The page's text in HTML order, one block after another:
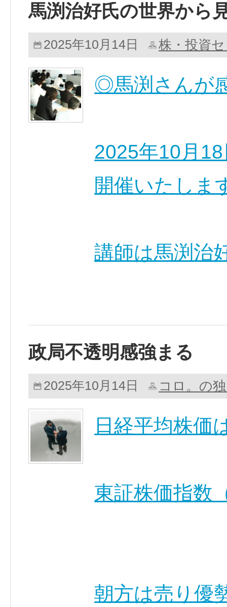
馬渕治好氏の世界から
2025年10月14日 株・投資
◎馬渕さんが
2025年10月
開催いたしま
講師は馬渕
政局不透明感強まる
2025年10月14日 コロ。の
日経平均株価
東証株価指数
朝方は売り優